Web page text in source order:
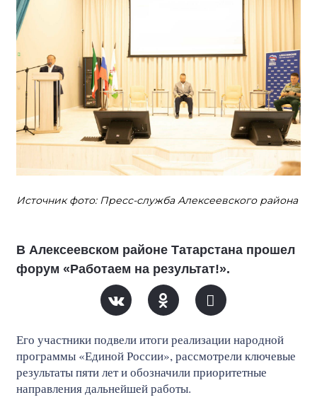
Источник фото: Пресс-служба Алексеевского района
В Алексеевском районе Татарстана прошел
форум «Работаем на результат!».
Его участники подвели итоги реализации народной
программы «Единой России», рассмотрели ключевые
результаты пяти лет и обозначили приоритетные
направления дальнейшей работы.